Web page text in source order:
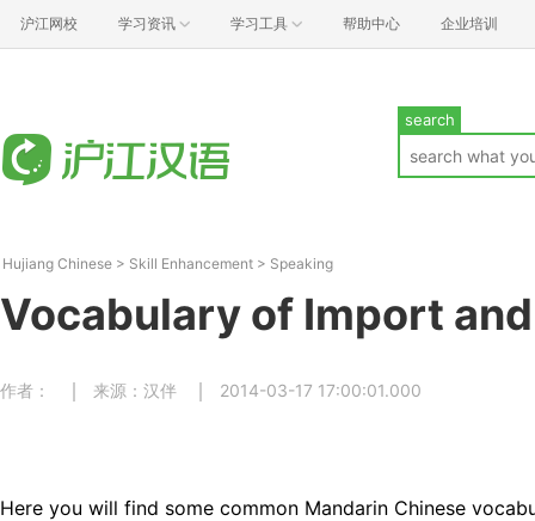
沪江网校 学习资讯 学习工具 帮助中心 企业培训
search
Hujiang Chinese > Skill Enhancement > Speaking
Vocabulary of Import
作者： 来源：汉伴 2014-03-17 17:00:01.000
Here you will find some common Mandarin Chinese